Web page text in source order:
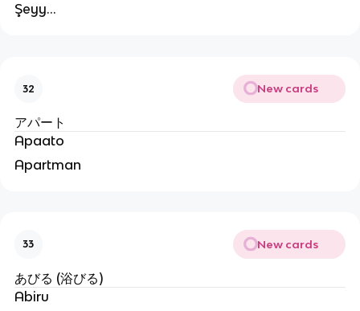
Şeyy...
32 New cards
アパート
Apaato
Apartman
33 New cards
あびる (浴びる)
Abiru